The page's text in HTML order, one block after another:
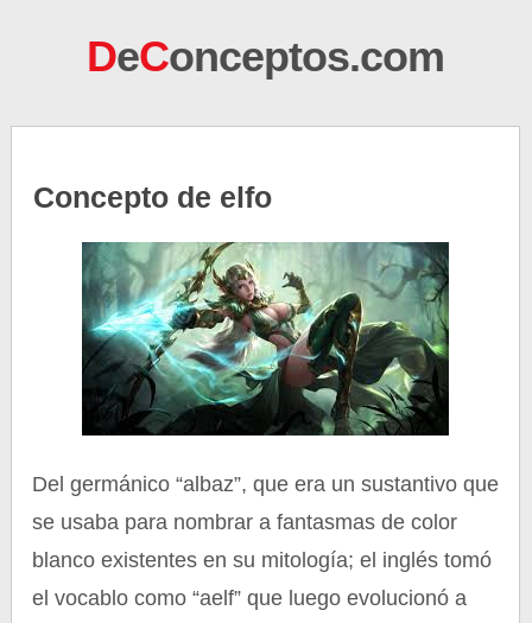
DeConceptos.com
Concepto de elfo
Del germánico “albaz”, que era un sustantivo que
se usaba para nombrar a fantasmas de color
blanco existentes en su mitología; el inglés tomó
el vocablo como “aelf” que luego evolucionó a